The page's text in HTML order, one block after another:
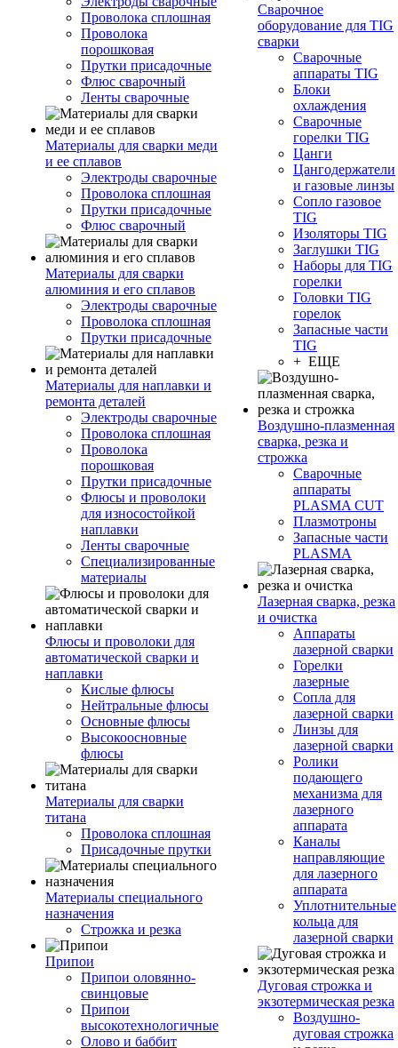
Проволока сплошная
Проволока
порошковая
Прутки присадочные
Флюс сварочный
Ленты сварочные
Материалы для сварки меди
и ее сплавов
Электроды сварочные
Проволока сплошная
Прутки присадочные
Флюс сварочный
Материалы для сварки
алюминия и его сплавов
Электроды сварочные
Проволока сплошная
Прутки присадочные
Материалы для наплавки и
ремонта деталей
Электроды сварочные
Проволока сплошная
Проволока
порошковая
Прутки присадочные
Флюсы и проволоки
для износостойкой
наплавки
Ленты сварочные
Специализированные
материалы
Флюсы и проволоки для
автоматической сварки и
наплавки
Кислые флюсы
Нейтральные флюсы
Основные флюсы
Высокоосновные
флюсы
Материалы для сварки
титана
Проволока сплошная
Присадочные прутки
Материалы специального
назначения
Строжка и резка
Припои
Припои оловянно-
свинцовые
Припои
высокотехнологичные
Олово и баббит
Сварочное
оборудование для TIG
сварки
Сварочные
аппараты TIG
Блоки
охлаждения
Сварочные
горелки TIG
Цанги
Цангодержатели
и газовые линзы
Сопло газовое
TIG
Изоляторы TIG
Заглушки TIG
Наборы для TIG
горелки
Головки TIG
горелок
Запасные части
TIG
+ ЕЩЕ
Воздушно-плазменная
сварка, резка и
строжка
Сварочные
аппараты
PLASMA CUT
Плазмотроны
Запасные части
PLASMA
Лазерная сварка, резка
и очистка
Аппараты
лазерной сварки
Горелки
лазерные
Сопла для
лазерной сварки
Линзы для
лазерной сварки
Ролики
подающего
механизма для
лазерного
аппарата
Каналы
направляющие
для лазерного
аппарата
Уплотнительные
кольца для
лазерной сварки
Дуговая строжка и
экзотермическая резка
Воздушно-
дуговая строжка